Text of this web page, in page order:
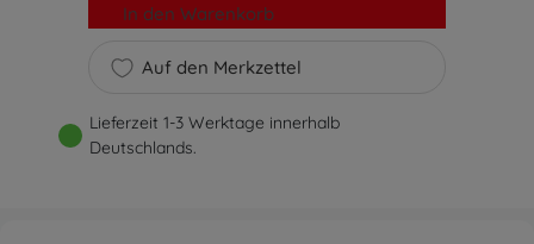
Auf den Merkzettel
In den Warenkorb
Lieferzeit 1-3 Werktage innerhalb
Deutschlands.